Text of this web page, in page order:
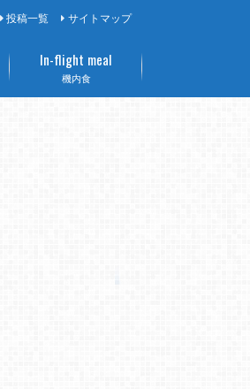
投稿一覧 サイトマップ
機内食
In-flight meal